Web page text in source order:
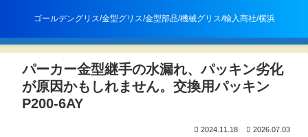
ゴールデングリス/金型グリス/金型部品/機械グリス/輸入商社/横浜
パーカー金型継手の水漏れ、パッキン劣化
が原因かもしれません。交換用パッキン
P200-6AY
2024.11.18 2026.07.03
㈱エムアンドエム